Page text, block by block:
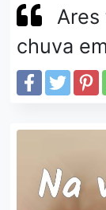
Ares
chuva